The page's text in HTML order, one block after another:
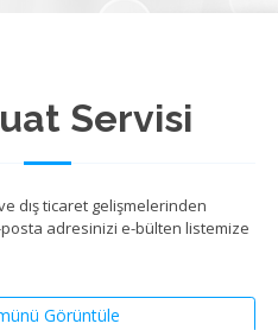
Servisi
dış ticaret gelişmelerinden
adresinizi e-bülten listemize
Görüntüle